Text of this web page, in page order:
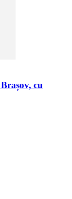
cu